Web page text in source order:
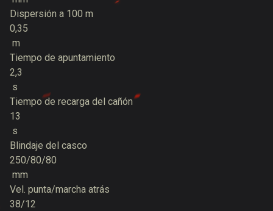
Dispersión a 100 m
0,35
m
Tiempo de apuntamiento
2,3
s
Tiempo de recarga del cañón
13
s
Blindaje del casco
250/80/80
mm
Vel. punta/marcha atrás
38/12